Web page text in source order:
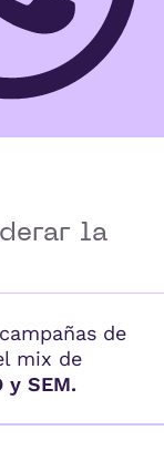
la
de
mix de
y SEM.